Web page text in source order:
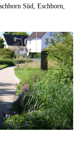
Süd, Eschborn,